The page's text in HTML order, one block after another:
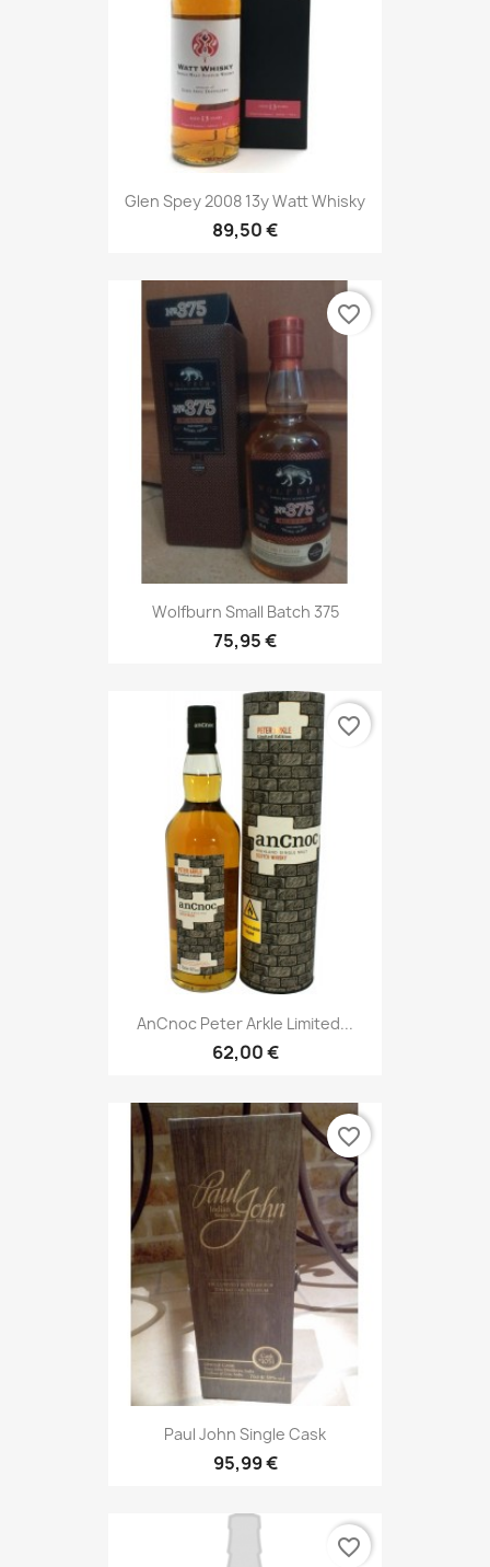
Glen Spey 2008 13y Watt Whisky
89,50 €
Wolfburn Small Batch 375
75,95 €
favorite_border
AnCnoc Peter Arkle Limited...
62,00 €
favorite_border
Paul John Single Cask
95,99 €
favorite_border
favorite_border